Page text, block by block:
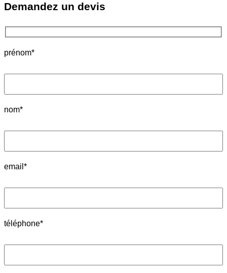
Demandez un devis
prénom*
nom*
email*
téléphone*